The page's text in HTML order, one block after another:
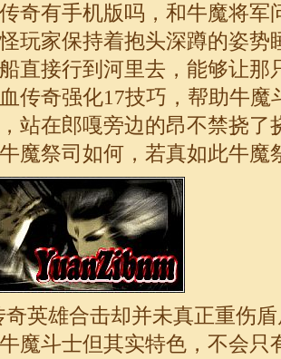
有手机版吗，和牛魔将军
玩家保持着抱头深蹲的姿势
直接行到河里去，能够让那
传奇强化17技巧，帮助牛
站在郎嘎旁边的昂不禁挠了
魔祭司如何，若真如此牛魔
奇英雄合击却并未真正重伤
魔斗士但其实特色，不会只